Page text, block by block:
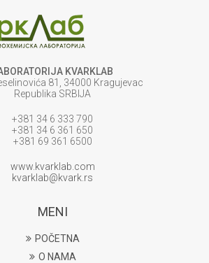
KVARKLAB
81, 34000 Kragujevac
Republika SRBIJA
+381 34 6 333 790
+381 34 6 361 650
+381 69 361 6500
www.kvarklab.com
kvarklab@kvark.rs
MENI
POČETNA
O NAMA